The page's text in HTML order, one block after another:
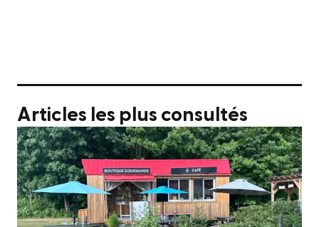
Articles les plus consultés